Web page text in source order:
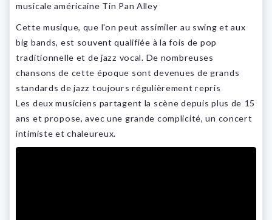
musicale américaine Tin Pan Alley
Cette musique, que l'on peut assimiler au swing et aux
big bands, est souvent qualifiée à la fois de pop
traditionnelle et de jazz vocal. De nombreuses
chansons de cette époque sont devenues de grands
standards de jazz toujours régulièrement repris
Les deux musiciens partagent la scène depuis plus de 15
ans et propose, avec une grande complicité, un concert
intimiste et chaleureux.